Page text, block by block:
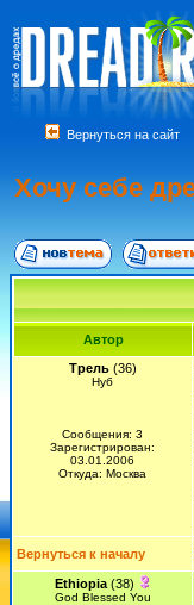
Вернуться на сайт
Хочу cебе
Автор
Трель(36)
Нуб
Сообщения: 3
Зарегистрирован:
03.01.2006
Откуда: Москва
Вернуться к началу
Ethiopia(38)
God Blessed You